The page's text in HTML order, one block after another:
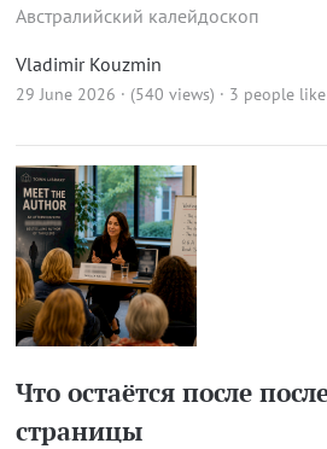
Австралийский калейдоскоп
Vladimir Kouzmin
29 June 2026 · (540 views) · 3 people
Что остаётся после
страницы